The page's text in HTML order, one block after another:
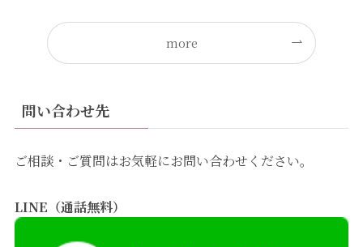
more
問い合わせ先
ご相談・ご質問はお気軽にお問い合わせください。
LINE（通話無料）